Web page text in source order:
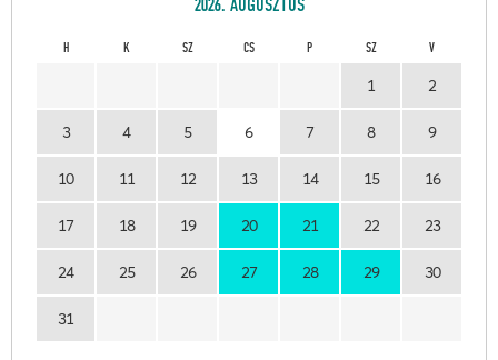
2026. AUGUSZTUS
H K SZ CS P SZ V
1 2
3 4 5 6 7 8 9
10 11 12 13 14 15 16
17 18 19 20 21 22 23
24 25 26 27 28 29 30
31